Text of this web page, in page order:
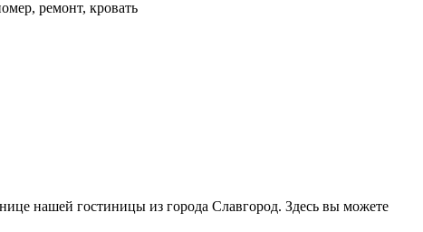
ремонт, кровать
нашей гостиницы из города Славгород. Здесь вы можете